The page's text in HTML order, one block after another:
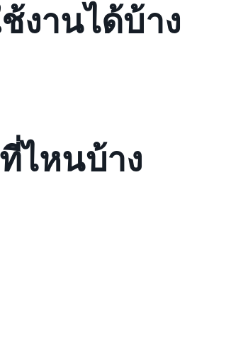
งานได้บ้าง
ไหนบ้าง